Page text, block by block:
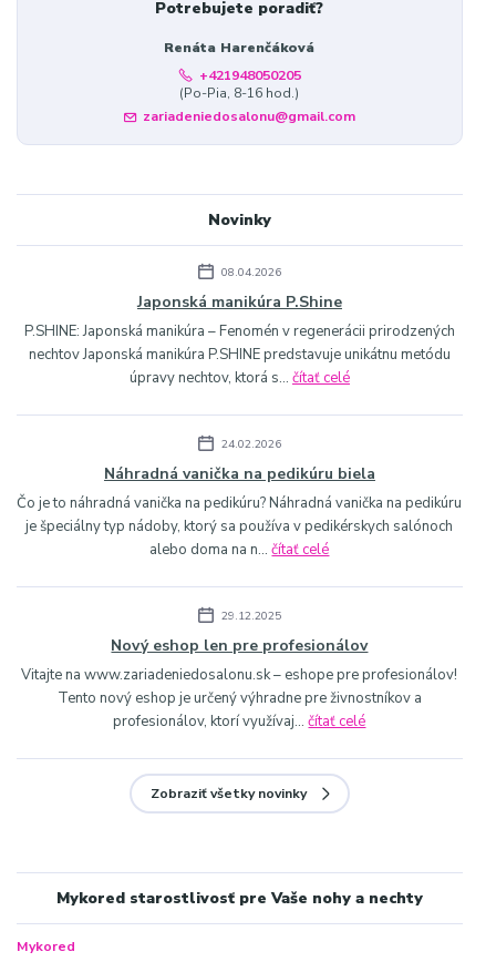
Potrebujete poradiť?
Renáta Harenčáková
+421948050205
(Po-Pia, 8-16 hod.)
zariadeniedosalonu@gmail.com
Novinky
08.04.2026
Japonská manikúra P.Shine
P.SHINE: Japonská manikúra – Fenomén v regenerácii prirodzených
nechtov Japonská manikúra P.SHINE predstavuje unikátnu metódu
úpravy nechtov, ktorá s... čítať celé
24.02.2026
Náhradná vanička na pedikúru biela
Čo je to náhradná vanička na pedikúru? Náhradná vanička na pedikúru
je špeciálny typ nádoby, ktorý sa používa v pedikérskych salónoch
alebo doma na n...čítať celé
29.12.2025
Nový eshop len pre profesionálov
Vitajte na www.zariadeniedosalonu.sk – eshope pre profesionálov!
Tento nový eshop je určený výhradne pre živnostníkov a
profesionálov, ktorí využívaj...čítať celé
Zobraziť všetky novinky
Mykored starostlivosť pre Vaše nohy a nechty
Mykored